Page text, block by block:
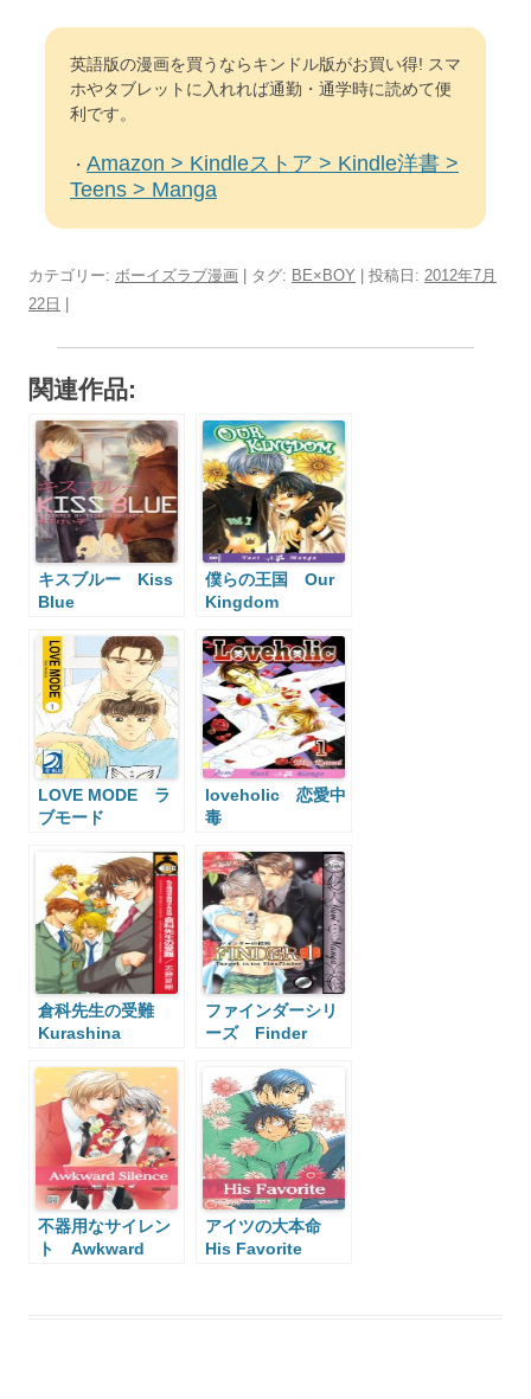
英語版の漫画を買うならキンドル版がお買い得! スマ
ホやタブレットに入れれば通勤・通学時に読めて便
利です。
・ Amazon > Kindleストア > Kindle洋書 >
Teens > Manga
カテゴリー: ボーイズラブ漫画 | タグ: BE×BOY | 投稿日: 2012年7月
22日
関連作品:
キスブルー Kiss
Blue
僕らの王国 Our
Kingdom
LOVE MODE ラ
ブモード
loveholic 恋愛中
毒
倉科先生の受難
Kurashina
ファインダーシリ
ーズ Finder
不器用なサイレン
ト Awkward
アイツの大本命
His Favorite